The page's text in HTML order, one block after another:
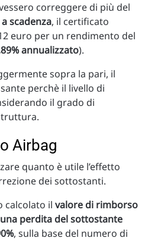
correggere di più del
scadenza, il certificato
euro per un rendimento del
annualizzato).
sopra la pari, il
perchè il livello di
il grado di
Airbag
quanto è utile l’effetto
dei sottostanti.
calcolato il valore di rimborso
perdita del sottostante
, sulla base del numero di